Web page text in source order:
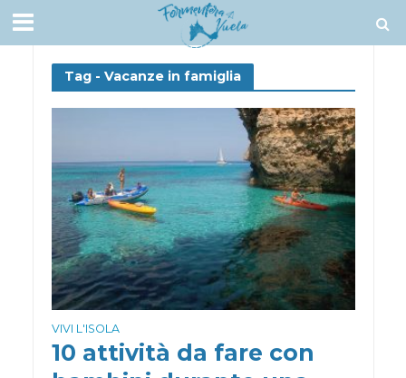
Tag - Vacanze in famiglia
VIVI L'ISOLA
10 attività da fare con